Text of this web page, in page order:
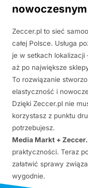
Zeccer.pl to sieć
całej Polsce. Usługa
je w setkach
aż po największe
To rozwiązanie
elastyczność i
Dzięki Zeccer.pl nie
korzystasz z punktu
potrzebujesz.
Media Markt +
praktyczności. Teraz
załatwić sprawy
wygodnie.